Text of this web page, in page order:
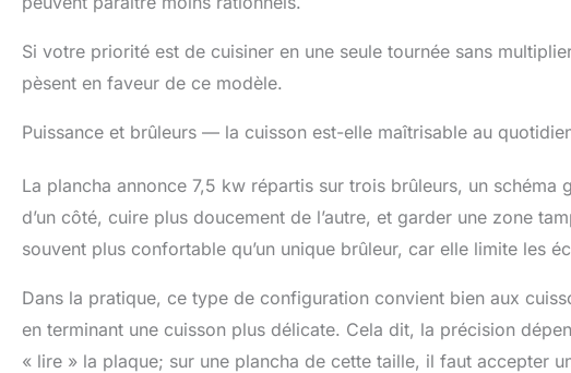
Confort d'utilisation et
prépariez des crustacés
en un véritable moment
Si votre priorité est de cuisiner en une seule tournée sans
pèsent en faveur de ce modèle.
Puissance et brûleurs — la cuisson est-elle maîtrisable au
La plancha annonce 7,5 kw répartis sur trois brûleurs, un
d’un côté, cuire plus doucement de l’autre, et garder une zone
souvent plus confortable qu’un unique brûleur, car elle limite les
Dans la pratique, ce type de configuration convient bien aux
en terminant une cuisson plus délicate. Cela dit, la précision
« lire » la plaque; sur une plancha de cette taille, il faut accepter